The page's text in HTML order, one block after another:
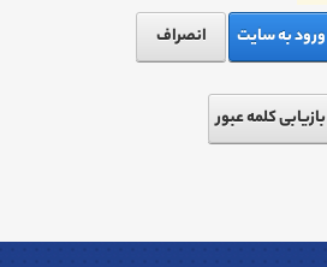
ورود به سایت
انصراف
بازیابی کلمه عبور